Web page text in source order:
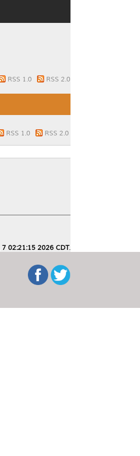
RSS 1.0 RSS 2.0
RSS 1.0 RSS 2.0
7 02:21:15 2026 CDT.